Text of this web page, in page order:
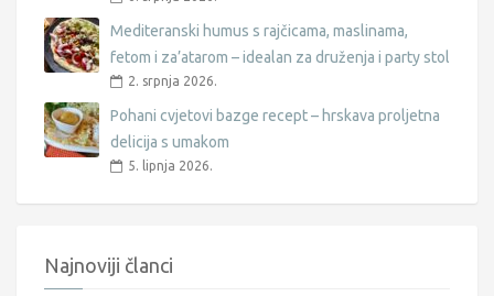
Mediteranski humus s rajčicama, maslinama,
fetom i za’atarom – idealan za druženja i party stol
2. srpnja 2026.
Pohani cvjetovi bazge recept – hrskava proljetna
delicija s umakom
5. lipnja 2026.
Najnoviji članci